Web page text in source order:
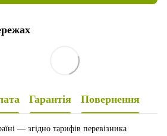
Гарантія Повернення
— згідно тарифів перевізника